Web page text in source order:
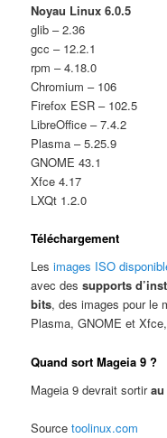
Noyau Linux 6.0.5
glib – 2.36
gcc – 12.2.1
rpm – 4.18.0
Chromium – 106
Firefox ESR – 102.5
LibreOffice – 7.4.2
Plasma – 5.25.9
GNOME 43.1
Xfce 4.17
LXQt 1.2.0
Téléchargement
Lesimages ISO
avec dessupports
bits, des images pour le
Plasma, GNOME et
Quand sort Mageia 9 ?
Mageia 9 devrait sortir
Source toolinux.com